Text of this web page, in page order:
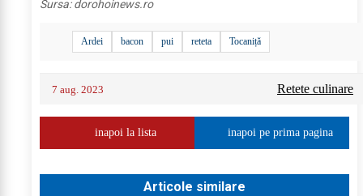
Sursa:dorohoinews.ro
Ardei bacon pui reteta Tocaniță
7 aug. 2023 Retete culinare
inapoi la lista inapoi pe prima pagina
Articole similare